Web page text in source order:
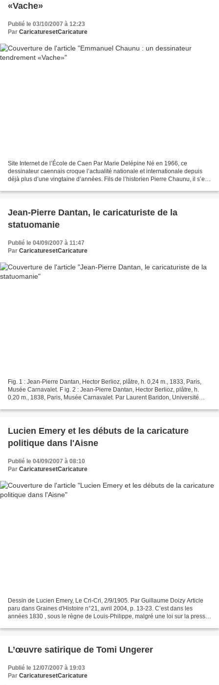
«Vache»
Publié le 03/10/2007 à 12:23
Par CaricaturesetCaricature
Site Internet de l’École de Caen Par Marie Delépine Né en 1966, ce
dessinateur caennais croque l’actualité nationale et internationale depuis
déjà plus d’une vingtaine d’années. Fils de l’historien Pierre Chaunu, il s’est
Jean-Pierre Dantan, le caricaturiste de la
statuomanie
Publié le 04/09/2007 à 11:47
Par CaricaturesetCaricature
Fig. 1 : Jean-Pierre Dantan, Hector Berlioz, plâtre, h. 0,24 m., 1833, Paris,
Musée Carnavalet. F ig. 2 : Jean-Pierre Dantan, Hector Berlioz, plâtre, h.
0,20 m., 1838, Paris, Musée Carnavalet. Par Laurent Baridon, Université
Lucien Emery et les débuts de la caricature
politique dans l'Aisne
Publié le 04/09/2007 à 08:10
Par CaricaturesetCaricature
Dessin de Lucien Emery, Le Cri-Cri, 2/9/1905. Par Guillaume Doizy Article
paru dans Graines d'Histoire n°21, avril 2004, p. 13-23. C’est dans les
années 1830 , sous le règne de Louis-Philippe, malgré une loi sur la presse
L’œuvre satirique de Tomi Ungerer
Publié le 12/07/2007 à 19:03
Par CaricaturesetCaricature